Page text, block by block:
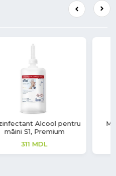
Mănuși vinil Soft Touch
220MDL